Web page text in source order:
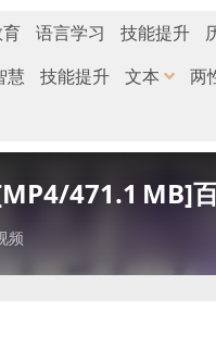
语言学习 技能提升
慧 技能提升 文本 两
471.1 MB]
频